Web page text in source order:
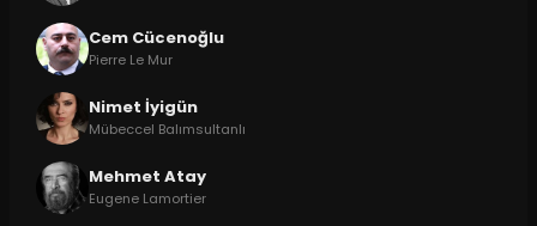
Cem Cücenoğlu
Pierre Le Mur
Nimet İyigün
Mübeccel Balımsultanlı
Mehmet Atay
Eugene Lamortier